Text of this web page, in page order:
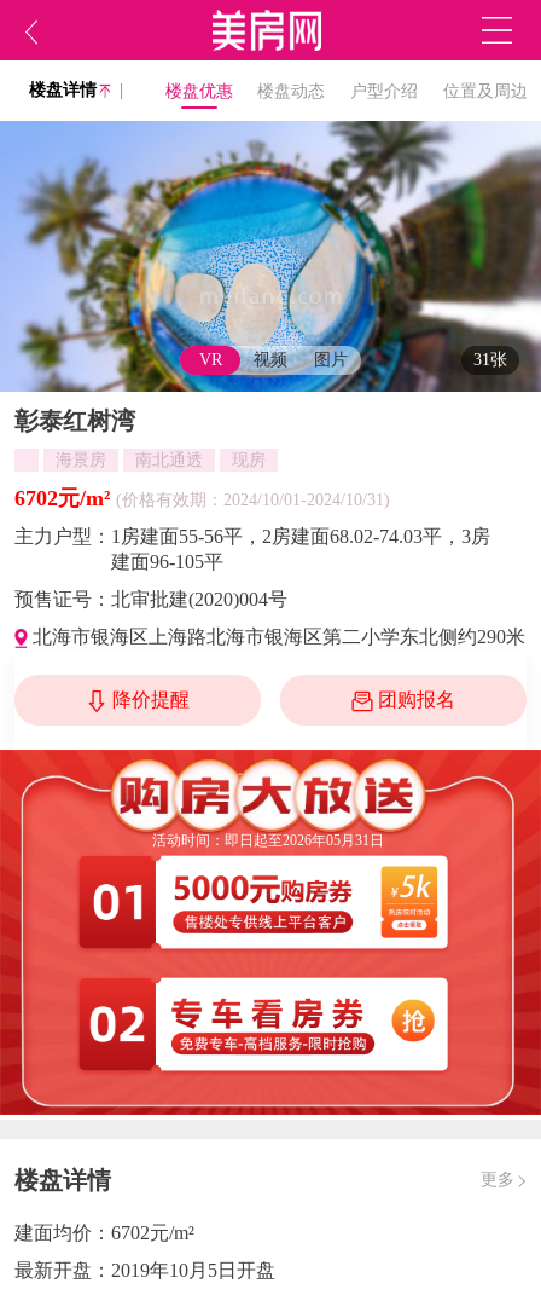
楼盘详情 楼盘优惠 楼盘动态 户型介绍 位置及周边
VR 视频 图片 31张
彰泰红树湾
海景房 南北通透 现房
6702元/m² (价格有效期：2024/10/01-2024/10/31)
主力户型： 1房建面55-56平，2房建面68.02-74.03平，3房
建面96-105平
预售证号： 北审批建(2020)004号
北海市银海区上海路北海市银海区第二小学东北侧约290米
降价提醒 团购报名
活动时间：即日起至2026年05月31日
楼盘详情 更多
建面均价： 6702元/m²
最新开盘： 2019年10月5日开盘